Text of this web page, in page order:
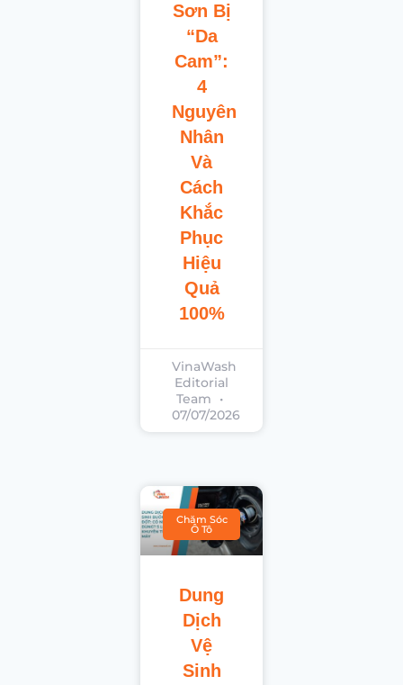
Sơn Bị
“Da
Cam”:
4
Nguyên
Nhân
Và
Cách
Khắc
Phục
Hiệu
Quả
100%
VinaWash
Editorial
Team
07/07/2026
Chăm Sóc
Ô Tô
Dung
Dịch
Vệ
Sinh